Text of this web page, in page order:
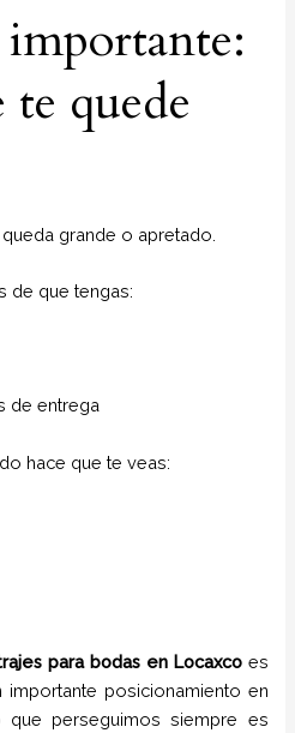
te quede
grande o apretado.
de que tengas:
de entrega
hace que te veas:
para bodas en Locaxco es
importante posicionamiento en
perseguimos siempre es